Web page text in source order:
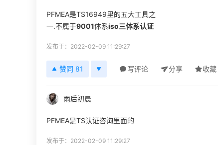
PFMEA是TS16949里的五大工具之
一.不属于9001体系iso三体系认证
发布于：2022-02-09 11:29:27
赞同 81 写评论 分享 收藏
雨后初晨
PFMEA是TS认证咨询里面的
发布于：2022-02-09 11:29:27